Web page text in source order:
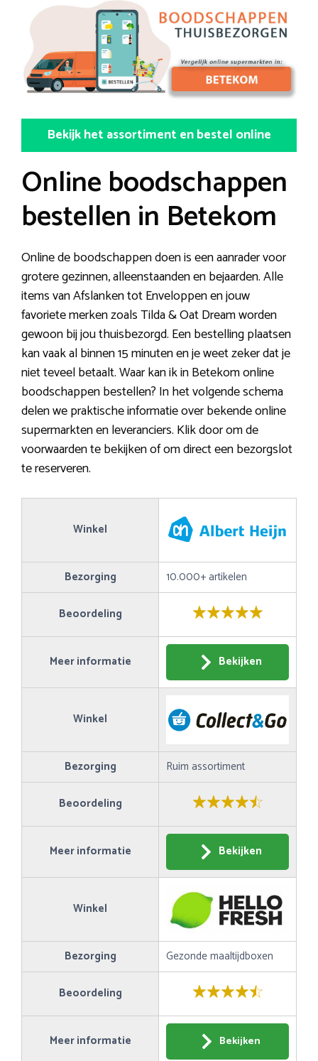
Bekijk het assortiment en bestel online
Online boodschappen
bestellen in Betekom
Online de boodschappen doen is een aanrader voor
grotere gezinnen, alleenstaanden en bejaarden. Alle
items van Afslanken tot Enveloppen en jouw
favoriete merken zoals Tilda & Oat Dream worden
gewoon bij jou thuisbezorgd. Een bestelling plaatsen
kan vaak al binnen 15 minuten en je weet zeker dat je
niet teveel betaalt. Waar kan ik in Betekom online
boodschappen bestellen? In het volgende schema
delen we praktische informatie over bekende online
supermarkten en leveranciers. Klik door om de
voorwaarden te bekijken of om direct een bezorgslot
te reserveren.
Winkel
Bezorging 10.000+ artikelen
Beoordeling
Meer informatie Bekijken
Winkel
Bezorging Ruim assortiment
Beoordeling
Meer informatie Bekijken
Winkel
Bezorging Gezonde maaltijdboxen
Beoordeling
Meer informatie Bekijken